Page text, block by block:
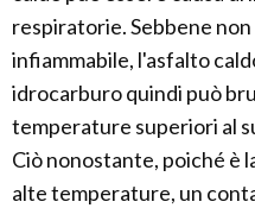
respiratorie. Sebbene
infiammabile, l'asfalto
idrocarburo quindi può
temperature superiori al
Ciò nonostante, poiché è
alte temperature, un